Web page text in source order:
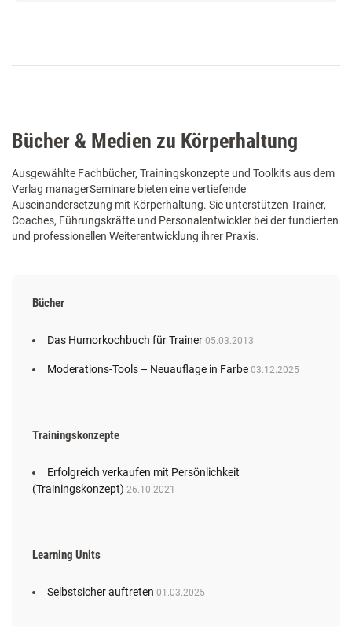
Bücher & Medien zu Körperhaltung
Ausgewählte Fachbücher, Trainingskonzepte und Toolkits aus dem
Verlag managerSeminare bieten eine vertiefende
Auseinandersetzung mit Körperhaltung. Sie unterstützen Trainer,
Coaches, Führungskräfte und Personalentwickler bei der fundierten
und professionellen Weiterentwicklung ihrer Praxis.
Bücher
Das Humorkochbuch für Trainer 05.03.2013
Moderations-Tools – Neuauflage in Farbe 03.12.2025
Trainingskonzepte
Erfolgreich verkaufen mit Persönlichkeit
(Trainingskonzept) 26.10.2021
Learning Units
Selbstsicher auftreten 01.03.2025